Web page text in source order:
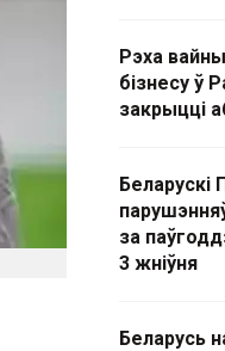
Рэха
бізнесу ў
закрыцці
Беларускі
за
3 жніўня
Беларусь